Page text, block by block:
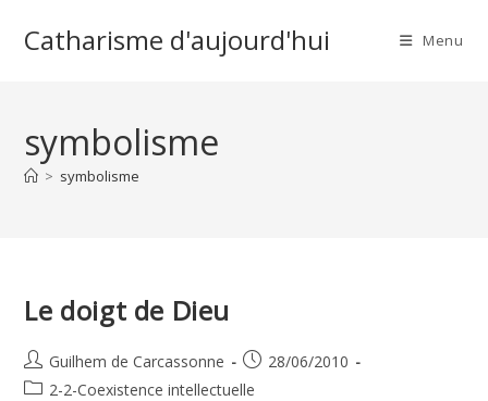
Catharisme d'aujourd'hui Menu
symbolisme
> symbolisme
Le doigt de Dieu
Auteur/autrice
de
Guilhem de Carcassonne
Publication
publiée :
28/06/2010
Post2-2-Coexistence intellectuelle